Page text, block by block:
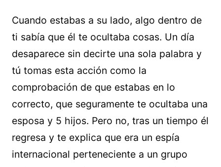
Cuando estabas a su lado, algo dentro de
ti sabía que él te ocultaba cosas. Un día
desaparece sin decirte una sola palabra y
tú tomas esta acción como la
comprobación de que estabas en lo
correcto, que seguramente te ocultaba una
esposa y 5 hijos. Pero no, tras un tiempo él
regresa y te explica que era un espía
internacional perteneciente a un grupo